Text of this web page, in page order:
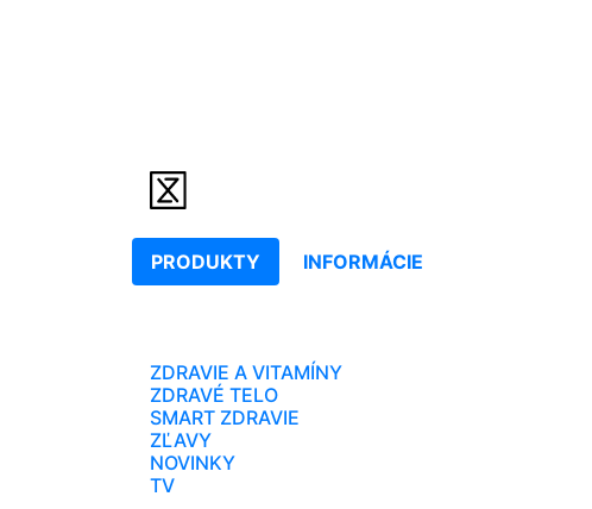
PRODUKTY INFORMÁCIE
ZDRAVIE A VITAMÍNY
ZDRAVÉ TELO
SMART ZDRAVIE
ZĽAVY
NOVINKY
TV